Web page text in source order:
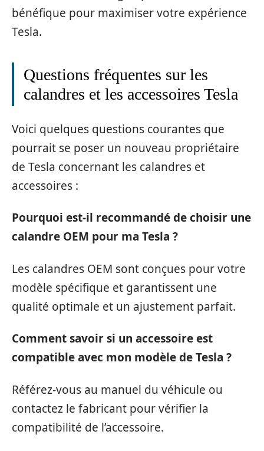
bénéfique pour maximiser votre expérience
Tesla.
Questions fréquentes sur les
calandres et les accessoires Tesla
Voici quelques questions courantes que
pourrait se poser un nouveau propriétaire
de Tesla concernant les calandres et
accessoires :
Pourquoi est-il recommandé de choisir une
calandre OEM pour ma Tesla ?
Les calandres OEM sont conçues pour votre
modèle spécifique et garantissent une
qualité optimale et un ajustement parfait.
Comment savoir si un accessoire est
compatible avec mon modèle de Tesla ?
Référez-vous au manuel du véhicule ou
contactez le fabricant pour vérifier la
compatibilité de l’accessoire.